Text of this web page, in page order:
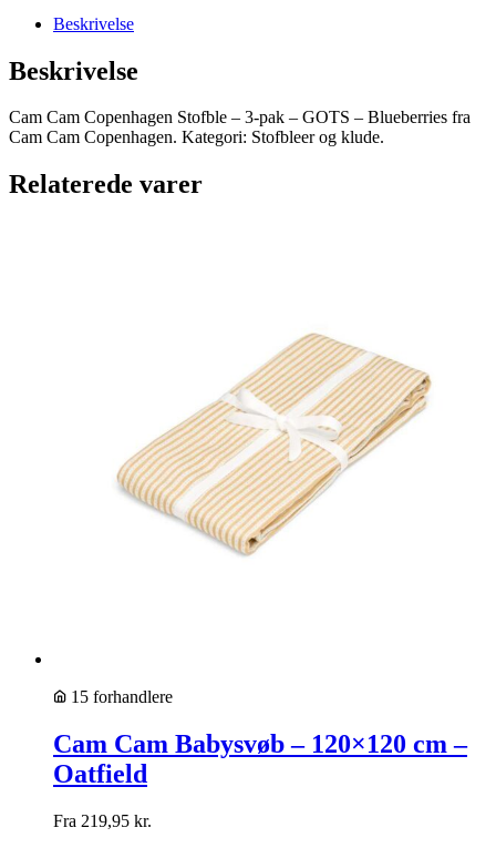
Beskrivelse
Beskrivelse
Cam Cam Copenhagen Stofble – 3-pak – GOTS – Blueberries fra
Cam Cam Copenhagen. Kategori: Stofbleer og klude.
Relaterede varer
15 forhandlere
Cam Cam Babysvøb – 120×120 cm –
Oatfield
Fra 219,95 kr.